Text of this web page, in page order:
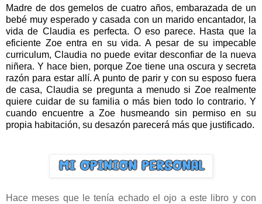
Madre de dos gemelos de cuatro años, embarazada de un
bebé muy esperado y casada con un marido encantador, la
vida de Claudia es perfecta. O eso parece. Hasta que la
eficiente Zoe entra en su vida. A pesar de su impecable
curriculum, Claudia no puede evitar desconfiar de la nueva
niñera. Y hace bien, porque Zoe tiene una oscura y secreta
razón para estar allí. A punto de parir y con su esposo fuera
de casa, Claudia se pregunta a menudo si Zoe realmente
quiere cuidar de su familia o más bien todo lo contrario. Y
cuando encuentre a Zoe husmeando sin permiso en su
propia habitación, su desazón parecerá más que justificado.
Hace meses que le tenía echado el ojo a este libro y con